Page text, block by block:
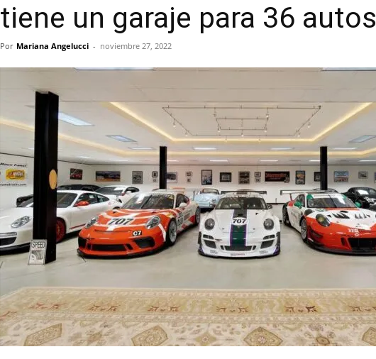
tiene un garaje para 36 autos
Por Mariana Angelucci - noviembre 27, 2022